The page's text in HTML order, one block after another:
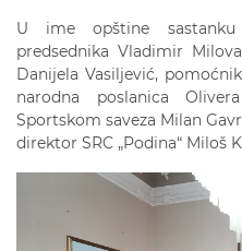
U ime opštine sastanku
predsednika Vladimir
Danijela Vasiljević,
narodna poslanica
Sportskom saveza Milan
direktor SRC „Podina“ Miloš